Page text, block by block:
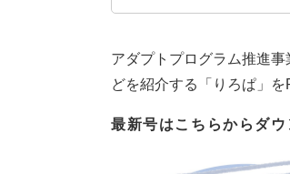
アダプトプログラム推進
どを紹介する「りろぱ」を
最新号はこちらからダウ